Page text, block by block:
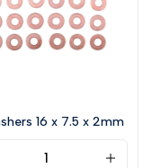
16 x 7.5 x 2mm